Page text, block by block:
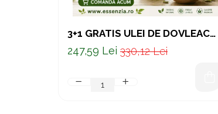
Vitamine & Suplimente
Vitamine Coloidale
3+1 GRATIS ULEI DE DOVLEAC
PRESAT LA RECE – SUPORT
NATURAL PENTRU PROSTATĂ ȘI
330,12 Lei
247,59 Lei